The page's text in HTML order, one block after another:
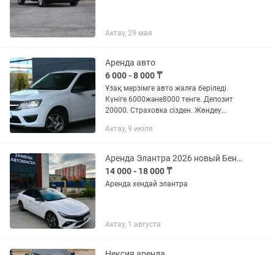
Актау, 29 мая
Аренда авто
6 000 - 8 000 ₸
Ұзақ мерзімге авто жалға беріледі.
Күніге 6000және8000 тенге. Депозит
20000. Страховка сізден. Жөндеу
Актау, 9 июля
Аренда Элантра 2026 новый Бензин! На длительный срок( ұзақ мерзімге)
14 000 - 18 000 ₸
Аренда хендай элантра
Актау, 1 августа